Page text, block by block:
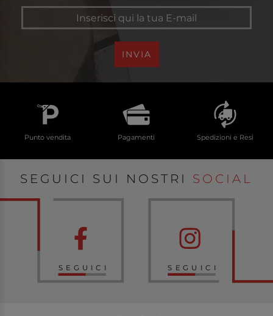
INVIA
Punto vendita Pagamenti Spedizioni e Resi
SEGUICI SUI NOSTRI SOCIAL
SEGUICI SEGUICI